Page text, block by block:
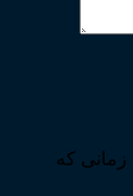
زمانی که